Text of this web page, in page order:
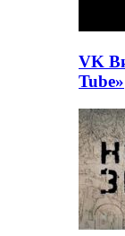
VK
Tube»